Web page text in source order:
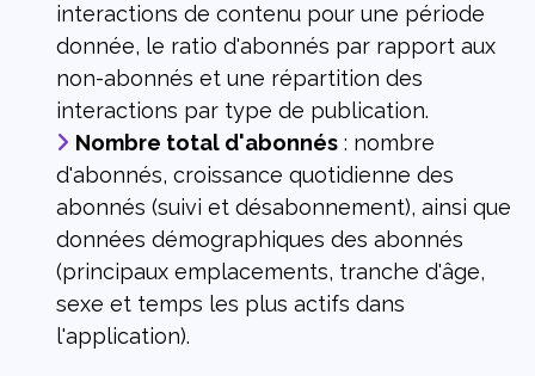
interactions de contenu pour une période
donnée, le ratio d'abonnés par rapport aux
non-abonnés et une répartition des
interactions par type de publication.
Nombre total d'abonnés : nombre
d'abonnés, croissance quotidienne des
abonnés (suivi et désabonnement), ainsi que
données démographiques des abonnés
(principaux emplacements, tranche d'âge,
sexe et temps les plus actifs dans
l'application).